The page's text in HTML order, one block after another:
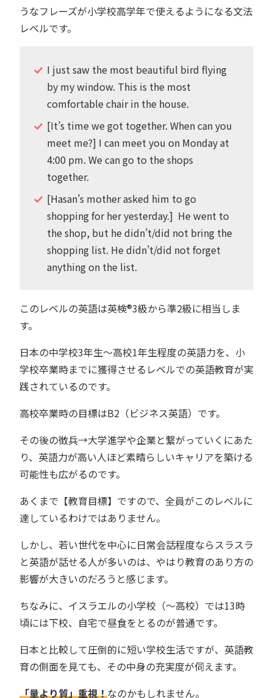
うなフレーズが小学校高学年で使えるようになる文法
レベルです。
I just saw the most beautiful bird flying
by my window. This is the most
comfortable chair in the house.
[It’s time we got together. When can you
meet me?] I can meet you on Monday at
4:00 pm. We can go to the shops
together.
[Hasan’s mother asked him to go
shopping for her yesterday.] He went to
the shop, but he didn’t/did not bring the
shopping list. He didn’t/did not forget
anything on the list.
このレベルの英語は英検®︎3級から準2級に相当しま
す。
日本の中学校3年生～高校1年生程度の英語力を、小
学校卒業時までに獲得させるレベルでの英語教育が実
践されているのです。
高校卒業時の目標はB2（ビジネス英語）です。
その後の徴兵→大学進学や企業と繋がっていくにあた
り、英語力が高い人ほど素晴らしいキャリアを築ける
可能性も広がるのです。
あくまで【教育目標】ですので、全員がこのレベルに
達しているわけではありません。
しかし、若い世代を中心に日常会話程度ならスラスラ
と英語が話せる人が多いのは、やはり教育のあり方の
影響が大きいのだろうと感じます。
ちなみに、イスラエルの小学校（～高校）では13時
頃には下校、自宅で昼食をとるのが普通です。
日本と比較して圧倒的に短い学校生活ですが、英語教
育の側面を見ても、その中身の充実度が伺えます。
「量より質」重視！なのかもしれません。